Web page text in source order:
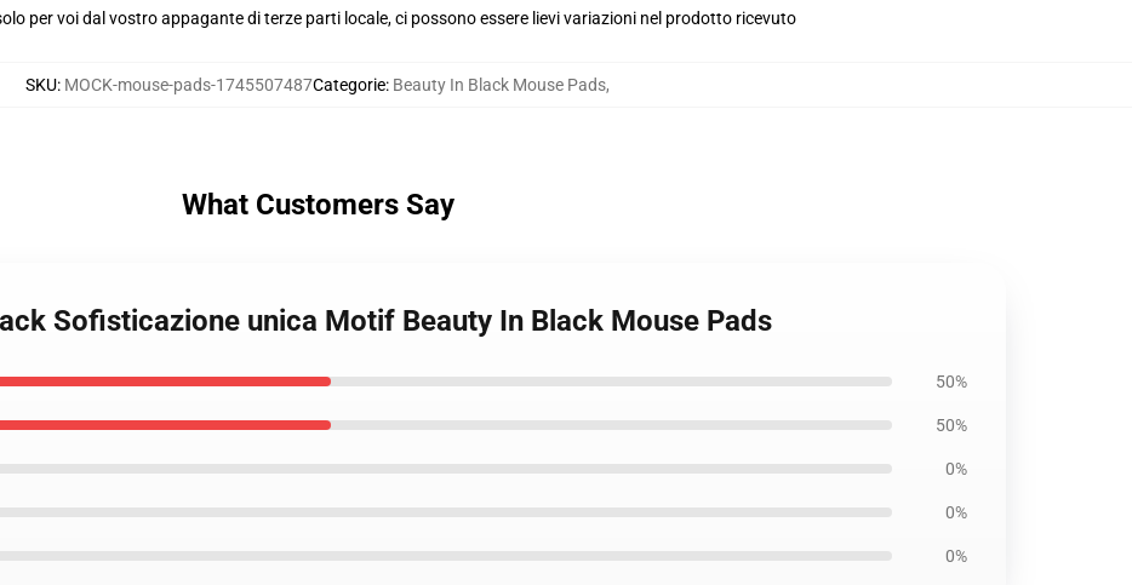
per voi dal vostro appagante di terze parti locale, ci possono essere lievi variazioni nel prodotto ricevuto
SKU: MOCK-mouse-pads-1745507487Categorie: Beauty In Black Mouse Pads,
What Customers Say
Sofisticazione unica Motif Beauty In Black Mouse Pads
50%
50%
0%
0%
0%